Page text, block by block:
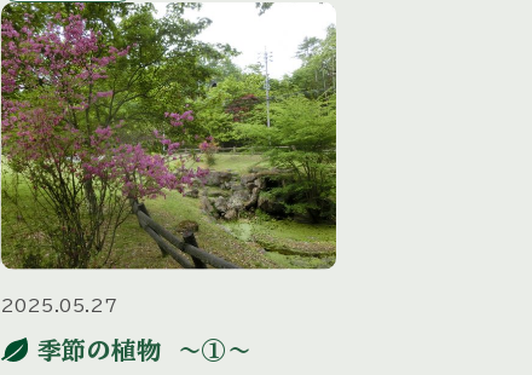
行 歩行等充分にお気を付けください。
2025.05.27
季節の植物 ～①～